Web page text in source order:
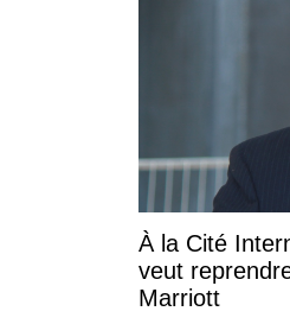
À la Cité
veut
Marriott